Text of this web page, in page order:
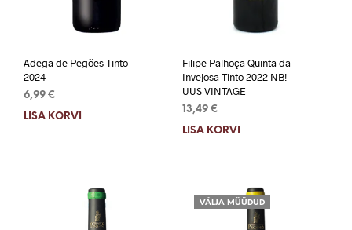
Adega de Pegões Tinto
2024
6,99 €
LISA KORVI
Filipe Palhoça Quinta da
Invejosa Tinto 2022 NB!
UUS VINTAGE
13,49 €
LISA KORVI
VÄLJA MÜÜDUD